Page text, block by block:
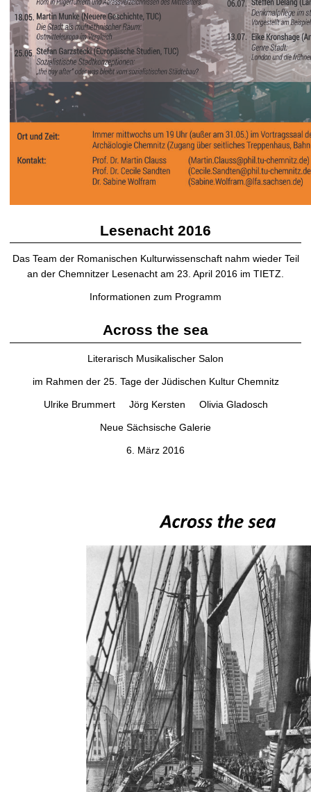
Lesenacht 2016
Das Team der Romanischen Kulturwissenschaft nahm wieder Teil
an der Chemnitzer Lesenacht am 23. April 2016 im TIETZ.
Informationen zum Programm
Across the sea
Literarisch Musikalischer Salon
im Rahmen der 25. Tage der Jüdischen Kultur Chemnitz
Ulrike Brummert Jörg Kersten Olivia Gladosch
Neue Sächsische Galerie
6. März 2016